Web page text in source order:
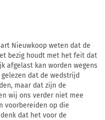
Nieuwkoop weten dat de
bezig houdt met het feit dat
afgelast kan worden wegens
dat de wedstrijd
maar dat zijn de
wij ons verder niet mee
voorbereiden op die
dat het voor de